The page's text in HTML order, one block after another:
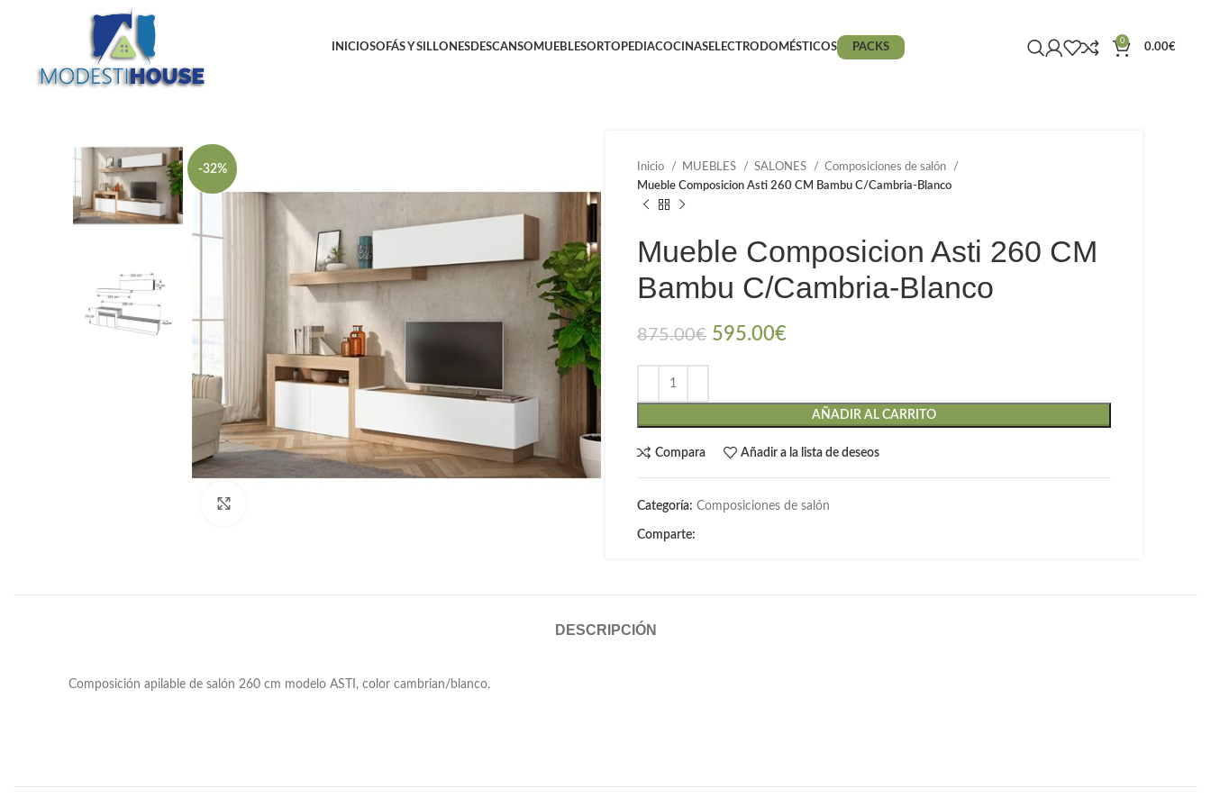
INICIOSOFÁS Y SILLONESDESCANSO MUEBLESORTOPEDIACOCINASELECTRODOMÉSTICOS PACKS
0
0.00€
-32% Inicio MUEBLES SALONES
Composiciones de salón
Mueble Composicion Asti 260 CM Bambu C/Cambria-Blanco
Mueble Composicion Asti 260 CM
Bambu C/Cambria-Blanco
875.00€ 595.00€
AÑADIR AL CARRITO
Compara Añadir a la lista de deseos
Categoría: Composiciones de salón
Comparte:
DESCRIPCIÓN
Composición apilable de salón 260 cm modelo ASTI, color cambrian/blanco.